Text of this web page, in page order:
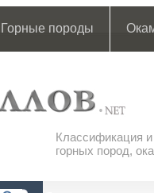
Горные породы
Классификация
горных пород,